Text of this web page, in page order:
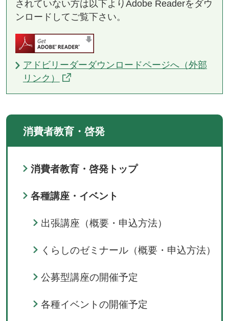
されていない方は以下よりAdobe Readerをダウ
ンロードしてご覧下さい。
アドビリーダーダウンロードページへ（外部
リンク）
消費者教育・啓発
消費者教育・啓発トップ
各種講座・イベント
出張講座（概要・申込方法）
くらしのゼミナール（概要・申込方法）
公募型講座の開催予定
各種イベントの開催予定